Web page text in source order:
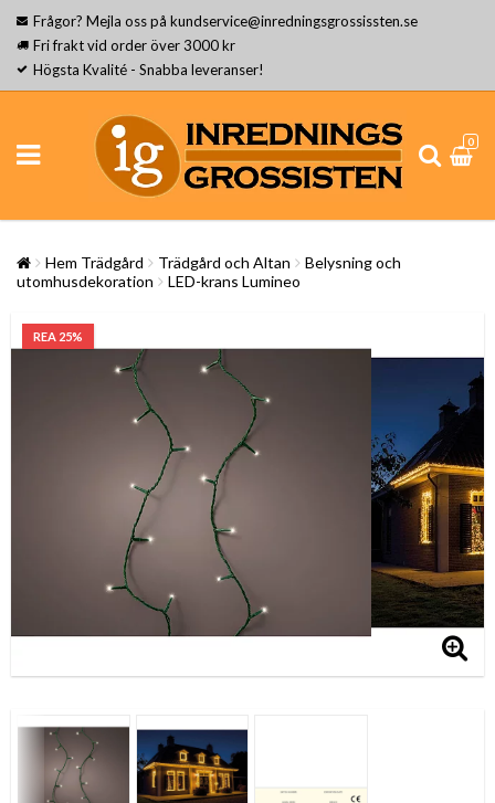
Frågor? Mejla oss på kundservice@inredningsgrossissten.se
Fri frakt vid order över 3000 kr
Högsta Kvalité - Snabba leveranser!
0
Hem Trädgård Trädgård och Altan
Belysning och
utomhusdekoration
LED-krans Lumineo
REA 25%